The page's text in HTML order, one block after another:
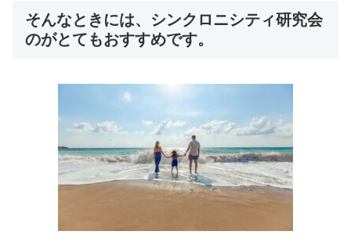
そんなときには、シンクロニシティ研究会
のがとてもおすすめです。